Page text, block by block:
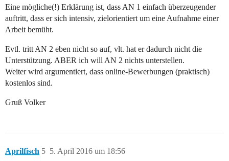
Eine mögliche(!) Erklärung ist, dass AN 1 einfach überzeugender
auftritt, dass er sich intensiv, zielorientiert um eine Aufnahme einer
Arbeit bemüht.
Evtl. tritt AN 2 eben nicht so auf, vlt. hat er dadurch nicht die
Unterstützung. ABER ich will AN 2 nichts unterstellen.
Weiter wird argumentiert, dass online-Bewerbungen (praktisch)
kostenlos sind.
Gruß Volker
Aprilfisch 5. April 2016 um 18:56
5